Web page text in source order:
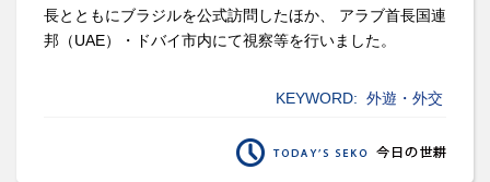
長とともにブラジルを公式訪問したほか、 アラブ首長国連
邦（UAE）・ドバイ市内にて視察等を行いました。
KEYWORD: 外遊・外交